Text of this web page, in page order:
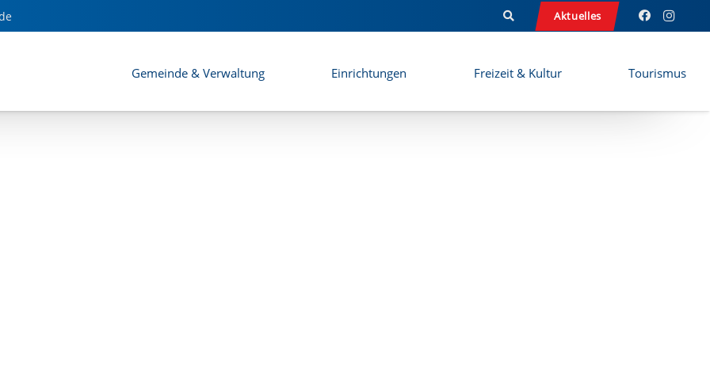
Aktuelles
Gemeinde & Verwaltung Einrichtungen Freizeit & Kultur Tourismus